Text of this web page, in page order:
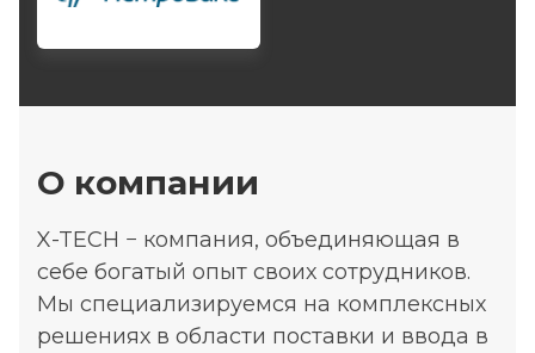
О компании
X-TECH − компания, объединяющая в
себе богатый опыт своих сотрудников.
Мы специализируемся на комплексных
решениях в области поставки и ввода в